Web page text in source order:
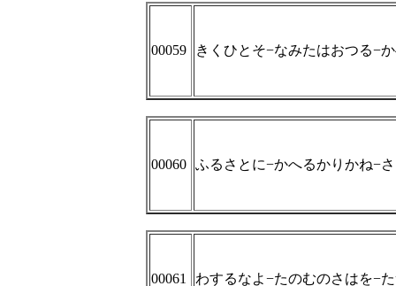
00059 きくひとそ−なみたはおつる−
00060 ふるさとに−かへるかりかね−
00061 わするなよ−たのむのさはを−